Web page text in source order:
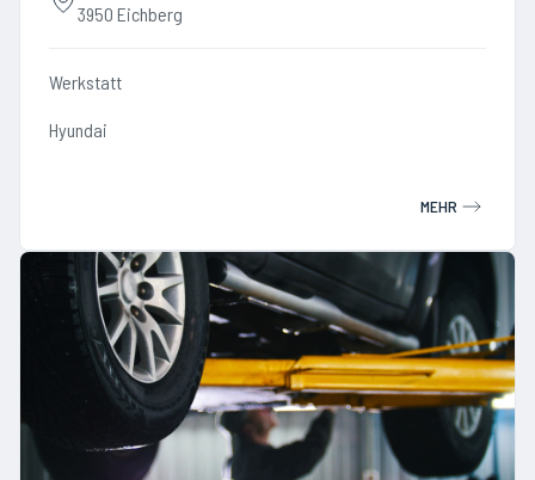
3950 Eichberg
Werkstatt
Hyundai
MEHR